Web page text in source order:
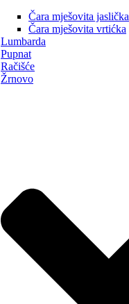
Čara mješovita jaslička
Čara mješovita vrtićka
Lumbarda
Pupnat
Račišće
Žrnovo